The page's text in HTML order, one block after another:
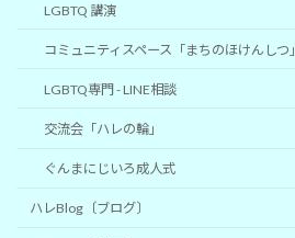
LGBTQ 講演
コミュニティスペース「まちのほけんしつ」
LGBTQ専門 - LINE相談
交流会「ハレの輪」
ぐんまにじいろ成人式
ハレBlog〔ブログ〕